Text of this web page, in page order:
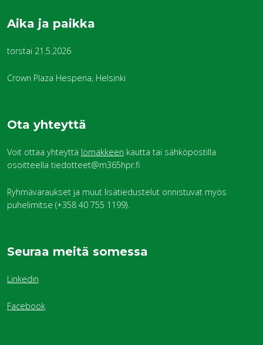
Aika ja paikka
torstai 21.5.2026
Crown Plaza Hesperia, Helsinki
Ota yhteyttä
Voit ottaa yhteyttä lomakkeen kautta tai sähköpostilla
osoitteella tiedotteet@m365hpr.fi
Ryhmävaraukset ja muut lisätiedustelut onnistuvat myös
puhelimitse (+358 40 755 1199).
Seuraa meitä somessa
Linkedin
Facebook